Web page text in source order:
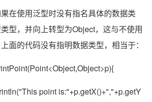
使用泛型时没有指名具体的数据类
型，并向上转型为Object，这与不使用
面的代码没有指明数据类型，相当于：
point is:"+p.getX()+","+p.getY